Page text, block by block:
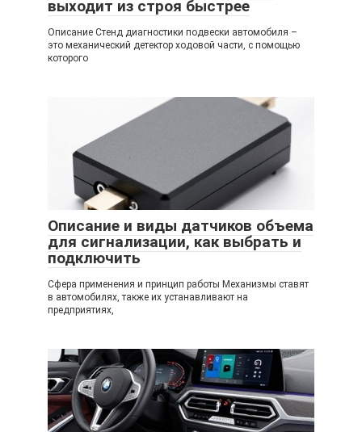
выходит из строя быстрее
Описание Стенд диагностики подвески автомобиля –
это механический детектор ходовой части, с помощью
которого
Описание и виды датчиков объема
для сигнализации, как выбрать и
подключить
Сфера применения и принцип работы Механизмы ставят
в автомобилях, также их устанавливают на
предприятиях,